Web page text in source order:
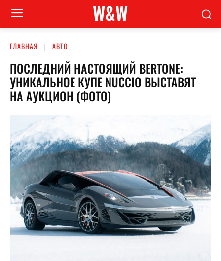
W&W
ГЛАВНАЯ АВТО
ПОСЛЕДНИЙ НАСТОЯЩИЙ BERTONE:
УНИКАЛЬНОЕ КУПЕ NUCCIO ВЫСТАВЯТ
НА АУКЦИОН (ФОТО)